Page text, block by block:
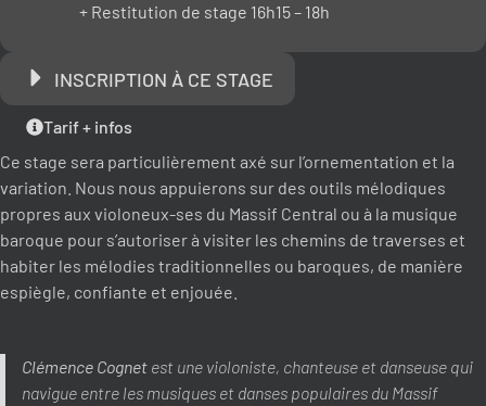
+ Restitution de stage 16h15 – 18h
INSCRIPTION À CE STAGE
Tarif + infos
Ce stage sera particulièrement axé sur l’ornementation et la
variation. Nous nous appuierons sur des outils mélodiques
propres aux violoneux-ses du Massif Central ou à la musique
baroque pour s’autoriser à visiter les chemins de traverses et
habiter les mélodies traditionnelles ou baroques, de manière
espiègle, confiante et enjouée.
Clémence Cognet est une violoniste, chanteuse et danseuse qui
navigue entre les musiques et danses populaires du Massif